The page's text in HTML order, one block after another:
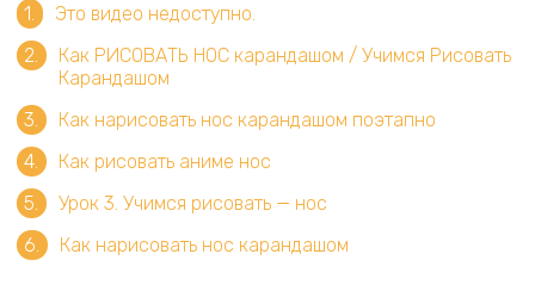
Это видео недоступно.
Как РИСОВАТЬ НОС карандашом / Учимся Рисовать
Карандашом
Как нарисовать нос карандашом поэтапно
Как рисовать аниме нос
Урок 3. Учимся рисовать — нос
Как нарисовать нос карандашом